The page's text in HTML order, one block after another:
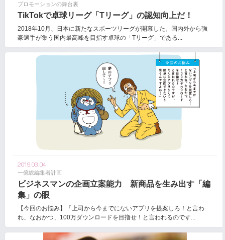
プロモーションの舞台裏
TikTokで卓球リーグ「Tリーグ」の認知向上だ！
2018年10月、日本に新たなスポーツリーグが開幕した。国内外から強
豪選手が集う国内最高峰を目指す卓球の「Tリーグ」である...
2019.03.04
一億総編集者計画
ビジネスマンの企画立案能力 新商品を生み出す「編
集」の眼
【今回のお悩み】「上司から今までにないアプリを提案しろ！と言わ
れ、なおかつ、100万ダウンロードを目指せ！と言われるのです...